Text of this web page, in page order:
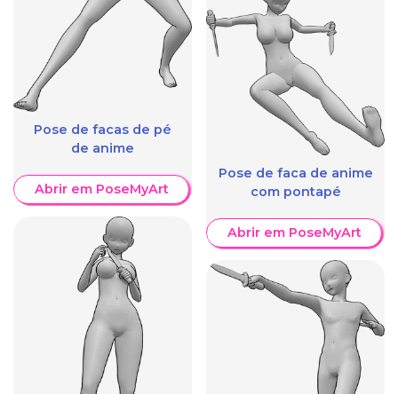
Pose de facas de pé
de anime
Abrir em PoseMyArt
Pose de faca de anime
com pontapé
Abrir em PoseMyArt